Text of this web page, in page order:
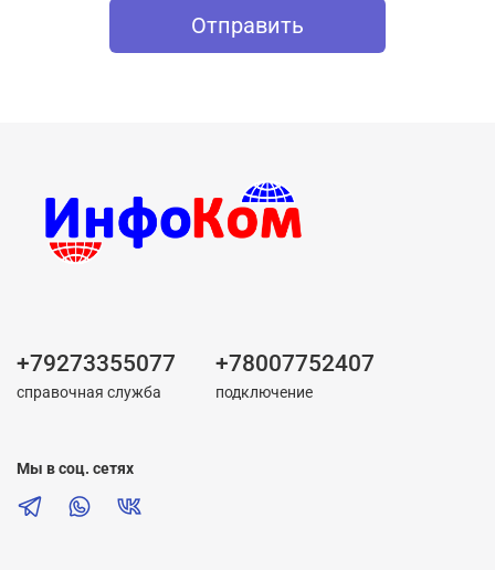
Отправить
+79273355077
справочная служба
+78007752407
подключение
Мы в соц. сетях